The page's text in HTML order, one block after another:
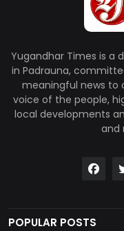
Yugandhar Times is a
in Padrauna,
meaningful news to
voice of the people,
local developments
and
POPULAR POSTS